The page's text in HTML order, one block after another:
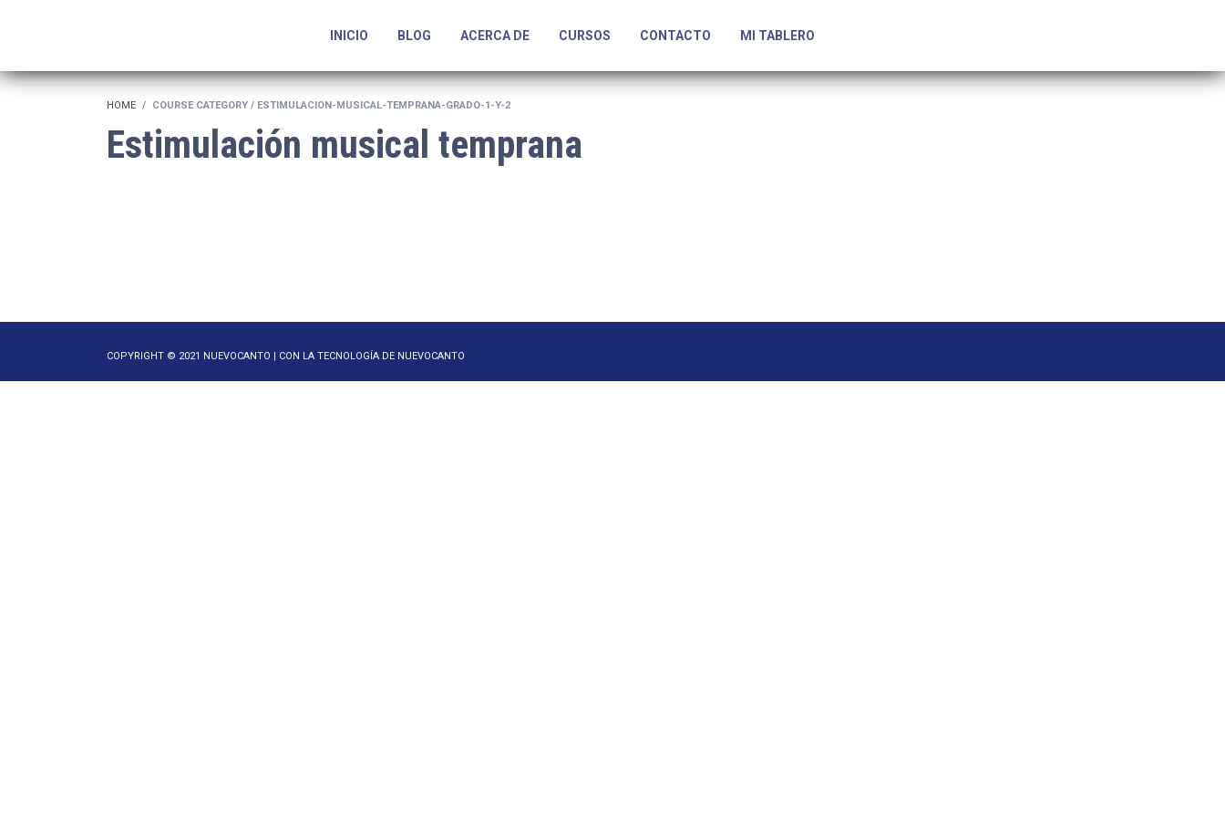
INICIO BLOG ACERCA DE CURSOS CONTACTO MI TABLERO
HOME COURSE CATEGORY / ESTIMULACION-MUSICAL-TEMPRANA-GRADO-1-Y-2
Estimulación musical temprana
COPYRIGHT © 2021 NUEVOCANTO | CON LA TECNOLOGÍA DE NUEVOCANTO